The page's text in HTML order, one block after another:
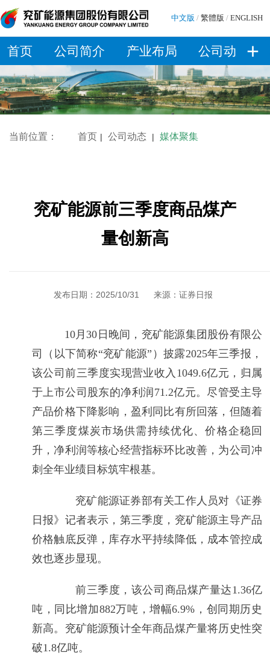
中文版 / 繁體版 / ENGLISH
首页 公司简介 产业布局 公司动态+
当前位置： 首页 | 公司动态 | 媒体聚集
兖矿能源前三季度商品煤产
量创新高
发布日期：2025/10/31 来源：证券日报
10月30日晚间，兖矿能源集团股份有限公
司（以下简称“兖矿能源”）披露2025年三季报，
该公司前三季度实现营业收入1049.6亿元，归属
于上市公司股东的净利润71.2亿元。尽管受主导
产品价格下降影响，盈利同比有所回落，但随着
第三季度煤炭市场供需持续优化、价格企稳回
升，净利润等核心经营指标环比改善，为公司冲
刺全年业绩目标筑牢根基。
兖矿能源证券部有关工作人员对《证券
日报》记者表示，第三季度，兖矿能源主导产品
价格触底反弹，库存水平持续降低，成本管控成
效也逐步显现。
前三季度，该公司商品煤产量达1.36亿
吨，同比增加882万吨，增幅6.9%，创同期历史
新高。兖矿能源预计全年商品煤产量将历史性突
破1.8亿吨。